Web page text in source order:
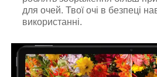
для очей. Твої очі в безпеці
використанні.